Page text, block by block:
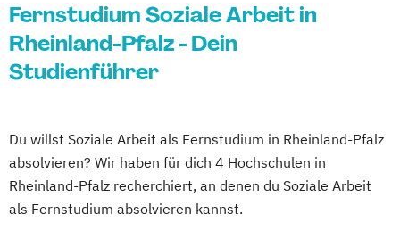
Fernstudium Soziale Arbeit in
Rheinland-Pfalz - Dein
Studienführer
Du willst Soziale Arbeit als Fernstudium in Rheinland-Pfalz
absolvieren? Wir haben für dich 4 Hochschulen in
Rheinland-Pfalz recherchiert, an denen du Soziale Arbeit
als Fernstudium absolvieren kannst.